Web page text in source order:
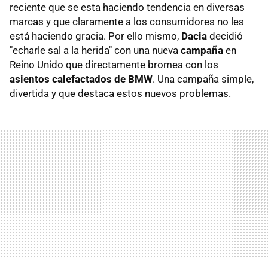
reciente que se esta haciendo tendencia en diversas
marcas y que claramente a los consumidores no les
está haciendo gracia. Por ello mismo, Dacia decidió
"echarle sal a la herida" con una nueva campaña en
Reino Unido que directamente bromea con los
asientos calefactados de BMW. Una campaña simple,
divertida y que destaca estos nuevos problemas.